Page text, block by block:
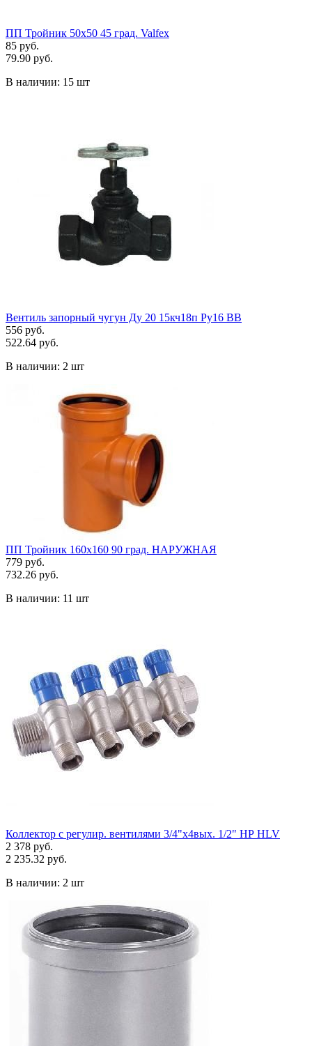
ПП Тройник 50х50 45 град. Valfex
85 руб.
79.90 руб.
В наличии: 15 шт
Вентиль запорный чугун Ду 20 15кч18п Ру16 ВВ
556 руб.
522.64 руб.
В наличии: 2 шт
ПП Тройник 160х160 90 град. НАРУЖНАЯ
779 руб.
732.26 руб.
В наличии: 11 шт
Коллектор с регулир. вентилями 3/4"х4вых. 1/2" НР HLV
2 378 руб.
2 235.32 руб.
В наличии: 2 шт